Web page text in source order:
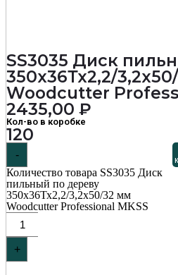
SS3035 Диск
350х36Тх2,2/
Woodcutter
2435,00 ₽
Кол-во в коробке
120
-
Количество товара SS3035 Диск
пильный по дереву
350х36Тх2,2/3,2х50/32 мм
Woodcutter Professional MKSS
+